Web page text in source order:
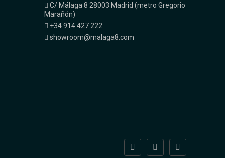
C/ Málaga 8 28003 Madrid (metro Gregorio
Marañón)
+34 914 427 222
showroom@malaga8.com